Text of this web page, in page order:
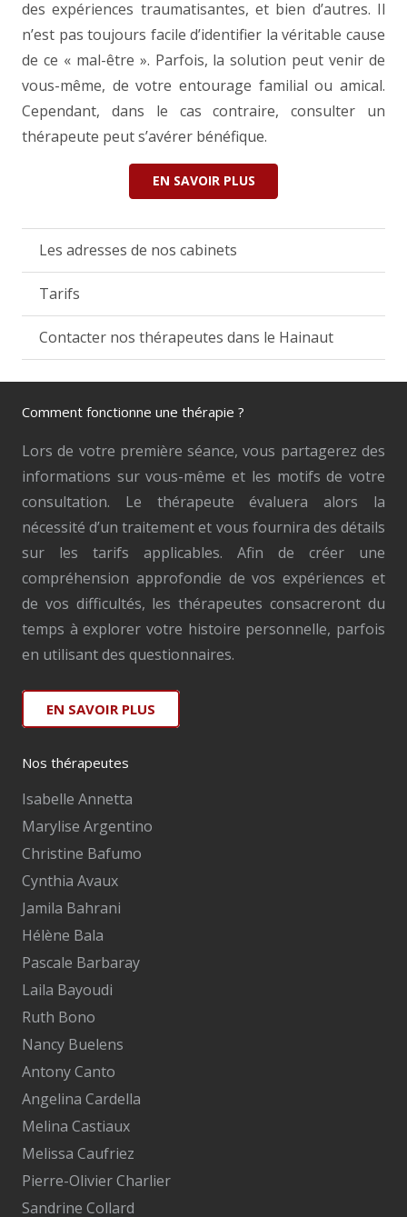
des expériences traumatisantes, et bien d’autres. Il
n’est pas toujours facile d’identifier la véritable cause
de ce « mal-être ». Parfois, la solution peut venir de
vous-même, de votre entourage familial ou amical.
Cependant, dans le cas contraire, consulter un
thérapeute peut s’avérer bénéfique.
EN SAVOIR PLUS
Les adresses de nos cabinets
Tarifs
Contacter nos thérapeutes dans le Hainaut
Comment fonctionne une thérapie ?
Lors de votre première séance, vous partagerez des
informations sur vous-même et les motifs de votre
consultation. Le thérapeute évaluera alors la
nécessité d’un traitement et vous fournira des détails
sur les tarifs applicables. Afin de créer une
compréhension approfondie de vos expériences et
de vos difficultés, les thérapeutes consacreront du
temps à explorer votre histoire personnelle, parfois
en utilisant des questionnaires.
EN SAVOIR PLUS
Nos thérapeutes
Isabelle Annetta
Marylise Argentino
Christine Bafumo
Cynthia Avaux
Jamila Bahrani
Hélène Bala
Pascale Barbaray
Laila Bayoudi
Ruth Bono
Nancy Buelens
Antony Canto
Angelina Cardella
Melina Castiaux
Melissa Caufriez
Pierre-Olivier Charlier
Sandrine Collard